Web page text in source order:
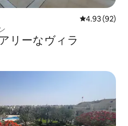
レビュー92
4.93 (92)
リーなヴィラ